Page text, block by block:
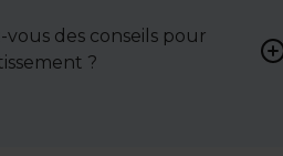
vous des conseils pour
?